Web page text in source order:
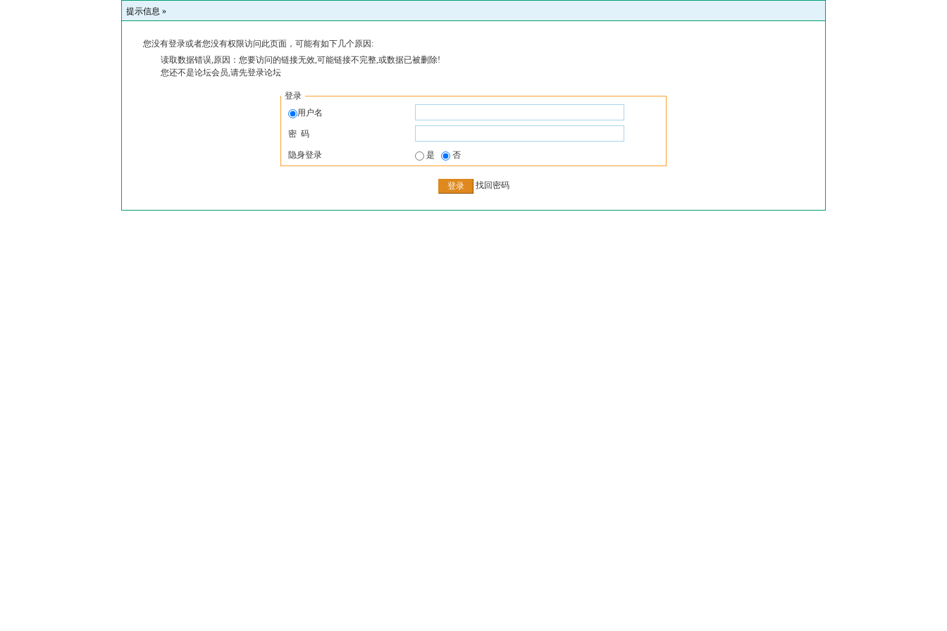
提示信息 »
您没有登录或者您没有权限访问此页面，可能有如下几个原因:
读取数据错误,原因：您要访问的链接无效,可能链接不完整,或数据已被删除!
您还不是论坛会员,请先登录论坛
登录
用户名
密 码
隐身登录 是 否
找回密码